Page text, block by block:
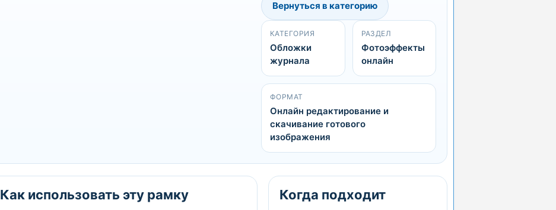
Вернуться в категорию
КАТЕГОРИЯ
Обложки
журнала
РАЗДЕЛ
Фотоэффекты
онлайн
ФОРМАТ
Онлайн редактирование и
скачивание готового
изображения
Как использовать эту рамку Когда подходит